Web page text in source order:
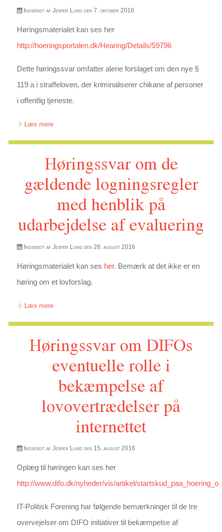
Indsendt af Jesper Lundden 7. oktober 2016
Høringsmaterialet kan ses her
http://hoeringsportalen.dk/Hearing/Details/59796
Dette høringssvar omfatter alene forslaget om den nye §
119 a i straffeloven, der kriminaliserer chikane af personer
i offentlig tjeneste.
Læs mereom Høringssvar vedr. lovforslag om ændring af
straffeloven, lov om fuldbyrdelse af straf m.v. og
offentlige myndigheder og personer i offentlig tjeneste
m.v.)
Høringssvar om de
gældende logningsregler
med henblik på
udarbejdelse af evaluering
Indsendt af Jesper Lundden 26. august 2016
Høringsmaterialet kan ses her. Bemærk at det ikke er en
høring om et lovforslag.
Læs mereom Høringssvar om de gældende logningsregler med
henblik på udarbejdelse af evaluering
Høringssvar om DIFOs
eventuelle rolle i
bekæmpelse af
lovovertrædelser på
internettet
Indsendt af Jesper Lundden 15. august 2016
Oplæg til høringen kan ses her
http://www.difo.dk/nyheder/vis/artikel/
IT-Politisk Forening har følgende bemærkninger til de tre
overvejelser om DIFO initiativer til bekæmpelse af